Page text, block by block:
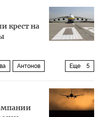
крест на
Еще 5
Антонов